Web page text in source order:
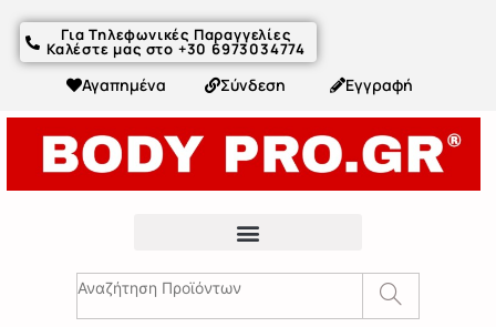
Για Τηλεφωνικές Παραγγελίες
Καλέστε μας στο +30 6973034774
Αγαπημένα Σύνδεση Εγγραφή